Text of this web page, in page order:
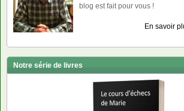
blog est fait pour vous !
En savoir
Notre série de livres